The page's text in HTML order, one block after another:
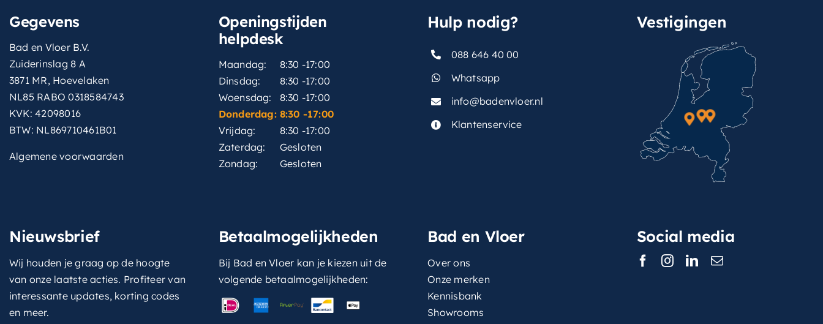
Gegevens
Bad en Vloer B.V.
Zuiderinslag 8 A
3871 MR, Hoevelaken
NL85 RABO 0318584743
KVK: 42098016
BTW: NL869710461B01
Algemene voorwaarden
Openingstijden
helpdesk
Maandag:
8:30 -17:00
Dinsdag:
8:30 -17:00
Woensdag:
8:30 -17:00
Donderdag: 8:30 -17:00
Vrijdag:
8:30 -17:00
Zaterdag:
Gesloten
Zondag:
Gesloten
Hulp nodig?
088 646 40 00
Whatsapp
info@badenvloer.nl
Klantenservice
Vestigingen
Nieuwsbrief
Wij houden je graag op de hoogte
van onze laatste acties. Profiteer van
interessante updates, korting codes
en meer.
Betaalmogelijkheden
Bij Bad en Vloer kan je kiezen uit de
volgende betaalmogelijkheden:
Bad en Vloer
Over ons
Onze merken
Kennisbank
Showrooms
Social media